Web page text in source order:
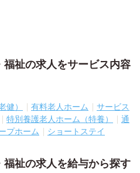
祉の求人をサービス内容
健） 有料老人ホーム
サービス
特別養護老人ホーム（特養）
通
プホーム ショートステイ
祉の求人を給与から探す